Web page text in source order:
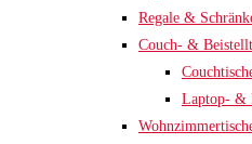
Regale &
Couch- &
Laptop- &